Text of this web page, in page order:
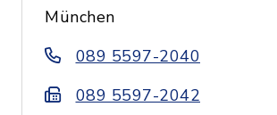
München
089 5597-2040
089 5597-2042